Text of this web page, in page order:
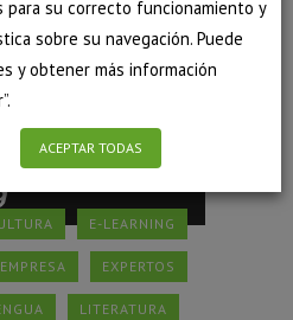
E-LEARNING
EMPRESA EXPERTOS
LITERATURA
su correcto funcionamiento y
sobre su navegación. Puede
y obtener más información
ACEPTAR TODAS